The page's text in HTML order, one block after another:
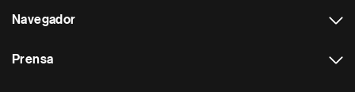
Navegador
Prensa